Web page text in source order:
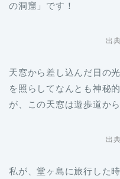
の洞窟」です！
出
天窓から差し込んだ日の
を照らしてなんとも神秘
が、この天窓は遊歩道か
出
私が、堂ヶ島に旅行した